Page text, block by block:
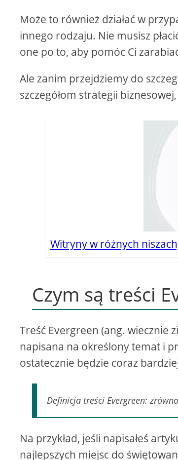
Może to również działać w
innego rodzaju. Nie musisz
one po to, aby pomóc Ci
Ale zanim przejdziemy do
szczegółom strategii
Witryny w różnych
Czym są treści
Treść Evergreen (ang. wiecznie
napisana na określony temat i
ostatecznie będzie coraz
Definicja treści Evergreen:
Na przykład, jeśli napisałeś
najlepszych miejsc do